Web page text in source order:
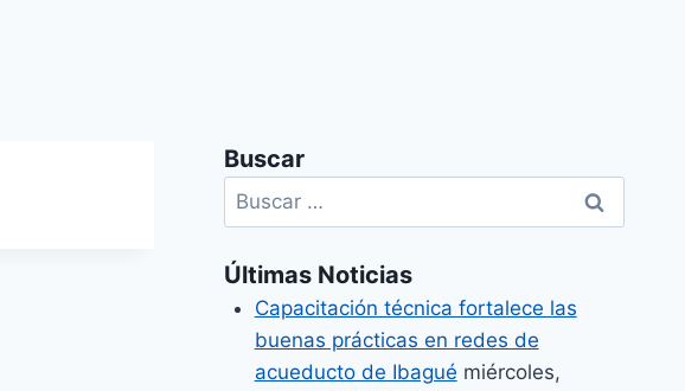
Buscar
Últimas Noticias
Capacitación técnica fortalece las
buenas prácticas en redes de
acueducto de Ibagué miércoles,